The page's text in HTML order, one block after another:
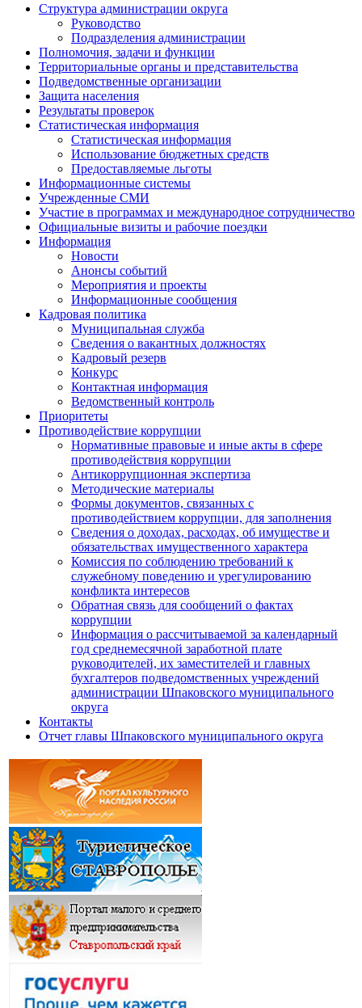
Структура администрации округа
Руководство
Подразделения администрации
Полномочия, задачи и функции
Территориальные органы и представительства
Подведомственные организации
Защита населения
Результаты проверок
Статистическая информация
Статистическая информация
Использование бюджетных средств
Предоставляемые льготы
Информационные системы
Учрежденные СМИ
Участие в программах и международное сотрудничество
Официальные визиты и рабочие поездки
Информация
Новости
Анонсы событий
Мероприятия и проекты
Информационные сообщения
Кадровая политика
Муниципальная служба
Сведения о вакантных должностях
Кадровый резерв
Конкурс
Контактная информация
Ведомственный контроль
Приоритеты
Противодействие коррупции
Нормативные правовые и иные акты в сфере
противодействия коррупции
Антикоррупционная экспертиза
Методические материалы
Формы документов, связанных с
противодействием коррупции, для заполнения
Сведения о доходах, расходах, об имуществе и
обязательствах имущественного характера
Комиссия по соблюдению требований к
служебному поведению и урегулированию
конфликта интересов
Обратная связь для сообщений о фактах
коррупции
Информация о рассчитываемой за календарный
год среднемесячной заработной плате
руководителей, их заместителей и главных
бухгалтеров подведомственных учреждений
администрации Шпаковского муниципального
округа
Контакты
Отчет главы Шпаковского муниципального округа